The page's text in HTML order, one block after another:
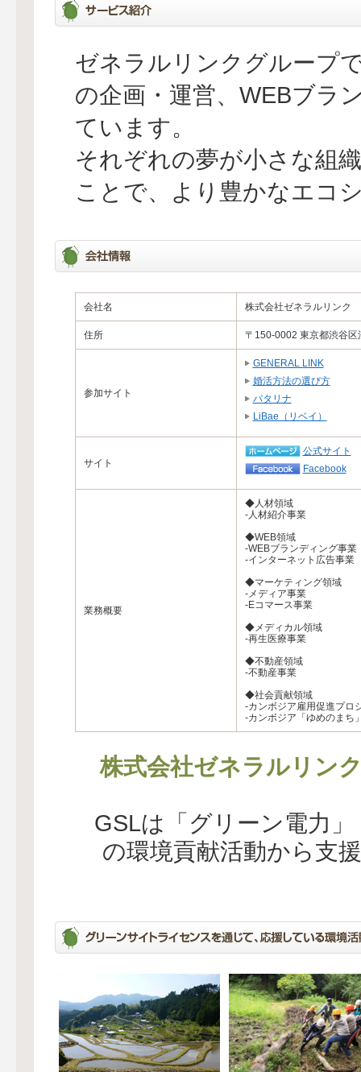
ゼネラルリンクグループ
の企画・運営、WEBブラ
ています。
それぞれの夢が小さな組
ことで、より豊かなエコ
会社名 株式会社ゼネラルリンク
住所 〒150-0002 東京都渋谷
参加サイト
GENERAL LINK
婚活方法の選び方
パタリナ
LiBae（リベイ）
サイト
公式サイト
Facebook
業務概要
◆人材領域
-人材紹介事業
◆WEB領域
-WEBブランディング事業
-インターネット広告事業
◆マーケティング領域
-メディア事業
-Eコマース事業
◆メディカル領域
-再生医療事業
◆不動産領域
-不動産事業
◆社会貢献領域
-カンボジア雇用促進プロ
-カンボジア「ゆめのまち
株式会社ゼネラルリン
GSLは「グリーン電力
の環境貢献活動から支